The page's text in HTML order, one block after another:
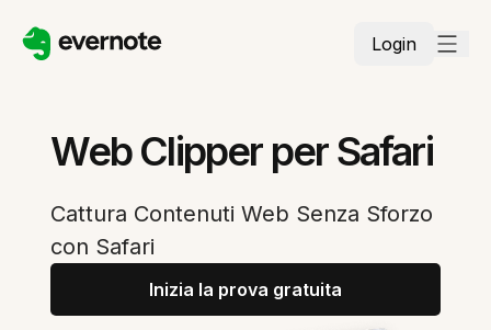
Login
Web Clipper per Safari
Cattura Contenuti Web Senza Sforzo
con Safari
Inizia la prova gratuita